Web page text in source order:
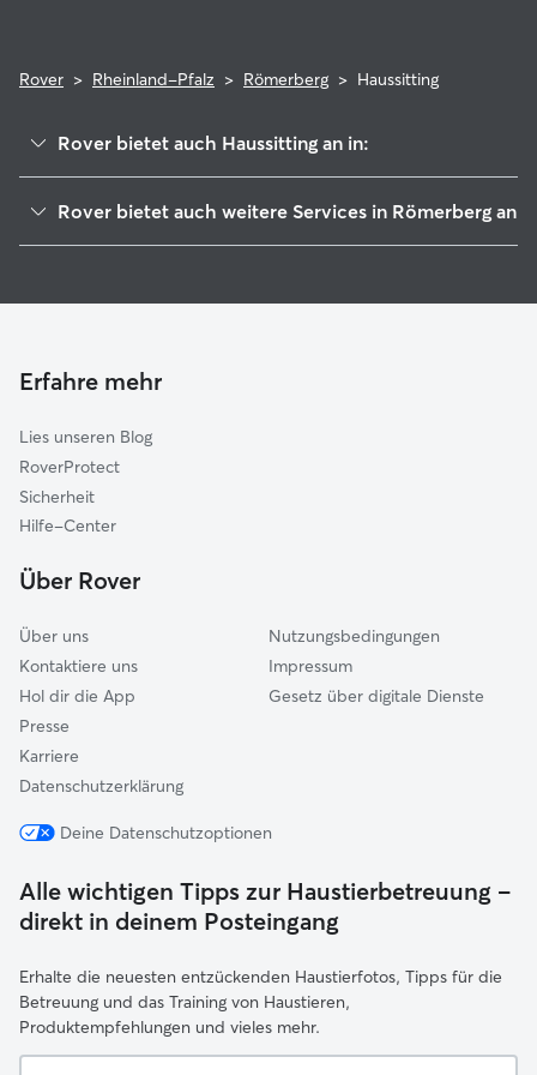
Rover > Rheinland-Pfalz > Römerberg > Haussitting
Rover bietet auch Haussitting an in:
Waghäusel
Schifferstadt
Böhl-Iggelheim
Ketsch
Haßloch
Neuhofen
Rover bietet auch weitere Services in Römerberg an
Gassi-Service in Römerberg
Erfahre mehr
Lies unseren Blog
RoverProtect
Sicherheit
Hilfe-Center
Über Rover
Über uns
Kontaktiere uns
Hol dir die App
Presse
Karriere
Datenschutzerklärung
Nutzungsbedingungen
Impressum
Gesetz über digitale Dienste
Deine Datenschutzoptionen
Alle wichtigen Tipps zur Haustierbetreuung –
direkt in deinem Posteingang
Erhalte die neuesten entzückenden Haustierfotos, Tipps für die
Betreuung und das Training von Haustieren,
Produktempfehlungen und vieles mehr.